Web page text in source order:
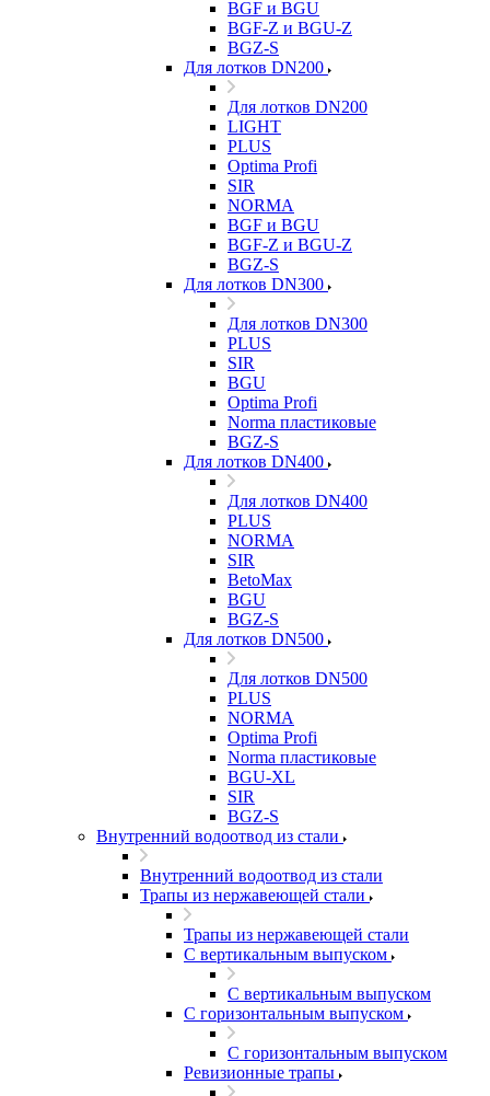
BGF и BGU
BGF-Z и BGU-Z
BGZ-S
Для лотков DN200
Для лотков DN200
LIGHT
PLUS
Optima Profi
SIR
NORMA
BGF и BGU
BGF-Z и BGU-Z
BGZ-S
Для лотков DN300
Для лотков DN300
PLUS
SIR
BGU
Optima Profi
Norma пластиковые
BGZ-S
Для лотков DN400
Для лотков DN400
PLUS
NORMA
SIR
BetoMax
BGU
BGZ-S
Для лотков DN500
Для лотков DN500
PLUS
NORMA
Optima Profi
Norma пластиковые
BGU-XL
SIR
BGZ-S
Внутренний водоотвод из стали
Внутренний водоотвод из стали
Трапы из нержавеющей стали
Трапы из нержавеющей стали
С вертикальным выпуском
С вертикальным выпуском
С горизонтальным выпуском
С горизонтальным выпуском
Ревизионные трапы